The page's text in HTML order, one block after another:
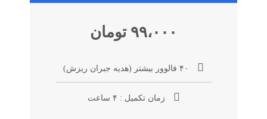
۹۹،۰۰۰ تومان
۴۰ فالوور بیشتر (هدیه جبران ریزش)
زمان تکمیل : ۴ ساعت